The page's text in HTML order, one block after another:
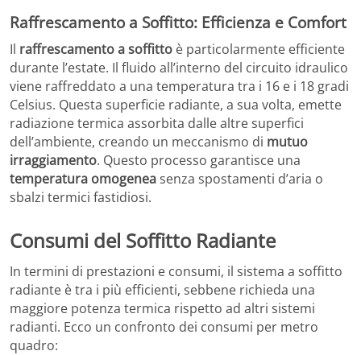
Raffrescamento a Soffitto: Efficienza e Comfort
Il raffrescamento a soffitto è particolarmente efficiente
durante l’estate. Il fluido all’interno del circuito idraulico
viene raffreddato a una temperatura tra i 16 e i 18 gradi
Celsius. Questa superficie radiante, a sua volta, emette
radiazione termica assorbita dalle altre superfici
dell’ambiente, creando un meccanismo di mutuo
irraggiamento. Questo processo garantisce una
temperatura omogeneasenza spostamenti d’aria o
sbalzi termici fastidiosi.
Consumi del Soffitto Radiante
In termini di prestazioni e consumi, il sistema a soffitto
radiante è tra i più efficienti, sebbene richieda una
maggiore potenza termica rispetto ad altri sistemi
radianti. Ecco un confronto dei consumi per metro
quadro: